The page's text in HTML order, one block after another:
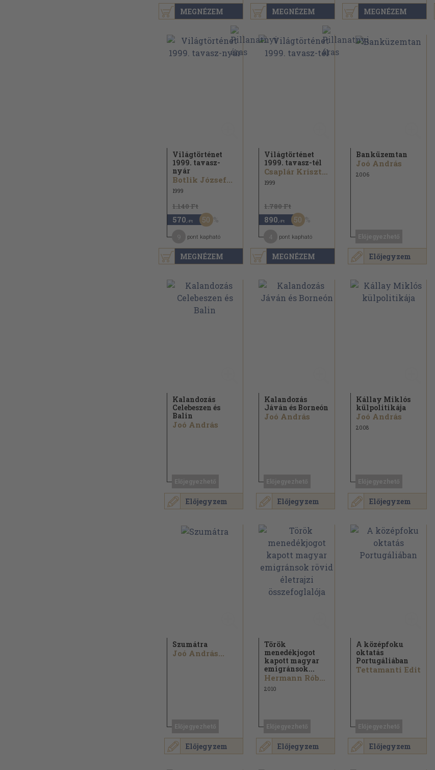
MEGNÉZEM MEGNÉZEM MEGNÉZEM
MEGNÉZEM
Világtörténet
1999. tavasz-
nyár
Botlik József...
1999
1.140 Ft
570 ,-Ft 50
pont kapható
MEGNÉZEM
Világtörténet
1999. tavasz-tél
Csaplár Krisztián...
1999
1.780 Ft
890 ,-Ft 50
pont kapható
Előjegyzem
Banküzemtan
Joó András
2006
Előjegyzem
Kalandozás
Celebeszen és
Balin
Joó András
Előjegyzem
Kalandozás
Jáván és Borneón
Joó András
Előjegyzem
Kállay Miklós
külpolitikája
Joó András
2008
Előjegyzem
Szumátra
Joó András...
Előjegyzem
Török
menedékjogot
kapott magyar
emigránsok...
Hermann Róbert...
2010
Előjegyzem
A középfoku
oktatás
Portugáliában
Tettamanti Edit